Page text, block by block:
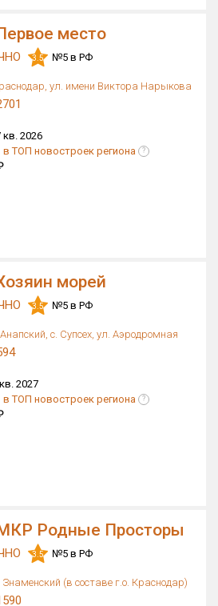
место
3.5 №5 в РФ
ул. имени Виктора Нарыкова
кв. 2026
в ТОП новостроек региона ?
морей
3.5 №5 в РФ
с. Супсех, ул. Аэродромная
2027
в ТОП новостроек региона ?
Родные Просторы
3.5 №5 в РФ
Знаменский (в составе г.о. Краснодар)